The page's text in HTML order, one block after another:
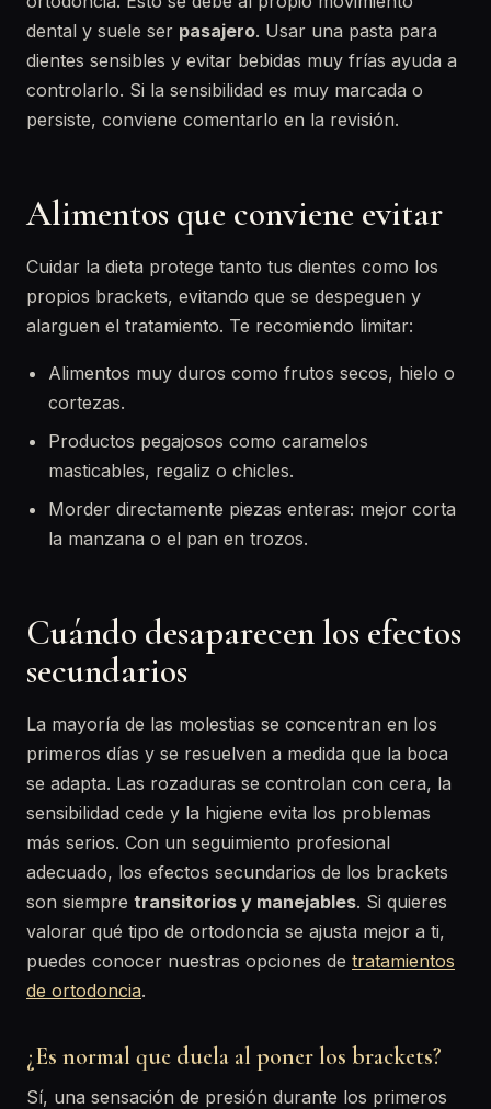
dental y suele ser pasajero. Usar una pasta para
dientes sensibles y evitar bebidas muy frías ayuda a
controlarlo. Si la sensibilidad es muy marcada o
persiste, conviene comentarlo en la revisión.
Alimentos que conviene evitar
Cuidar la dieta protege tanto tus dientes como los
propios brackets, evitando que se despeguen y
alarguen el tratamiento. Te recomiendo limitar:
Alimentos muy duros como frutos secos, hielo o
cortezas.
Productos pegajosos como caramelos
masticables, regaliz o chicles.
Morder directamente piezas enteras: mejor corta
la manzana o el pan en trozos.
Cuándo desaparecen los efectos
secundarios
La mayoría de las molestias se concentran en los
primeros días y se resuelven a medida que la boca
se adapta. Las rozaduras se controlan con cera, la
sensibilidad cede y la higiene evita los problemas
más serios. Con un seguimiento profesional
adecuado, los efectos secundarios de los brackets
son siempre transitorios y manejables. Si quieres
valorar qué tipo de ortodoncia se ajusta mejor a ti,
puedes conocer nuestras opciones de tratamientos
de ortodoncia.
¿Es normal que duela al poner los brackets?
Sí, una sensación de presión durante los primeros